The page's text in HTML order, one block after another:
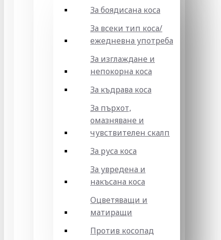
За боядисана коса
За всеки тип коса/
ежедневна употреба
За изглаждане и
непокорна коса
За къдрава коса
За пърхот,
омазняване и
чувствителен скалп
За руса коса
За увредена и
накъсана коса
Оцветяващи и
матиращи
Против косопад